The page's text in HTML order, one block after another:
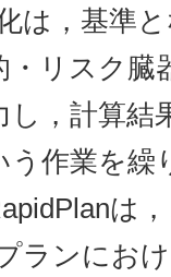
は，基準
リスク臓
し，計算結
う作業を繰
は
ランにお